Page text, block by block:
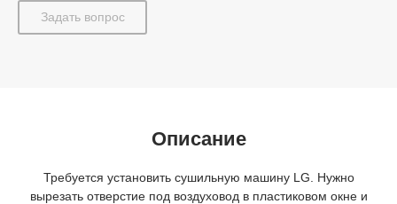
Задать вопрос
Описание
Требуется установить сушильную машину LG. Нужно
вырезать отверстие под воздуховод в пластиковом окне и